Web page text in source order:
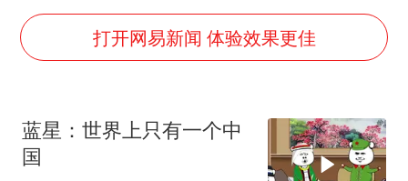
女子开一天一夜空调后二氧化碳中毒
台风白海豚最新路径研判来了
我国编制完成新版全月地质图
男子结婚8年发现3个女儿均非亲生
打开网易新闻 体验效果更佳
蓝星：世界上只有一个中
国